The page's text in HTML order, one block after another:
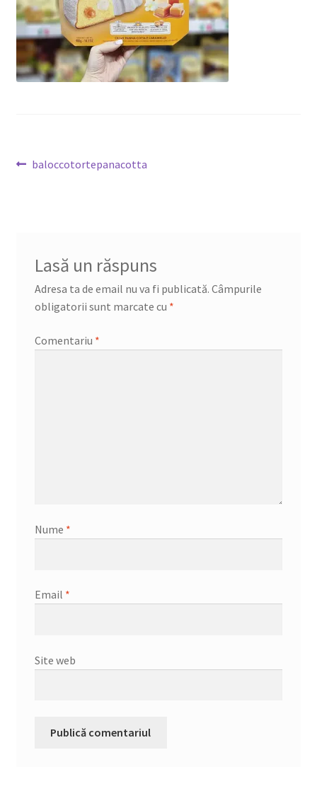
DETERGENT
SOLUȚII CURĂȚENIE
ÎNGRIJIRE
PERSONALĂ
Navigare
Articolul
baloccotortepanacotta
Lasă un răspuns
Adresa ta de email nu va fi publicată. Câmpurile
obligatorii sunt marcate cu *
Comentariu *
Nume *
Email *
Site web